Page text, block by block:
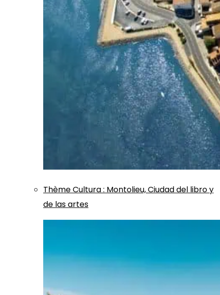
ThèmeCultura: Montolieu, Ciudad del libro y
de las artes